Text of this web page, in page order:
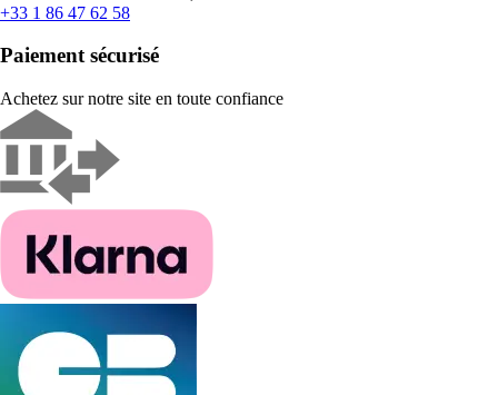
+33 1 86 47 62 58
Paiement sécurisé
Achetez sur notre site en toute confiance